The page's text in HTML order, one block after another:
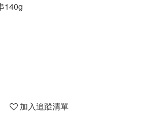
140g
加入追蹤清單